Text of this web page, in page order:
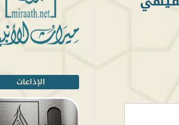
الإذاعات